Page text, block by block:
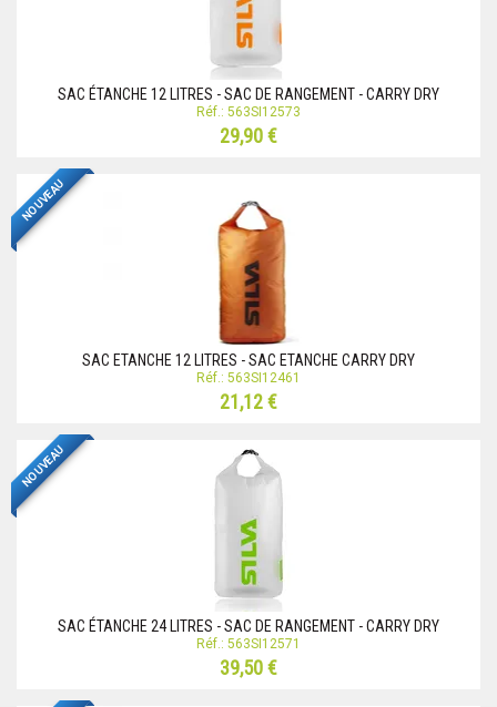
SAC ÉTANCHE 12 LITRES - SAC DE RANGEMENT - CARRY DRY
Réf.: 563SI12573
29,90 €
NOUVEAU
SAC ETANCHE 12 LITRES - SAC ETANCHE CARRY DRY
Réf.: 563SI12461
21,12 €
NOUVEAU
SAC ÉTANCHE 24 LITRES - SAC DE RANGEMENT - CARRY DRY
Réf.: 563SI12571
39,50 €